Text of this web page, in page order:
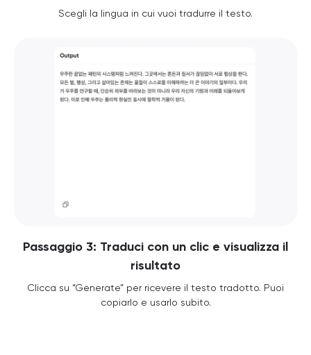
Scegli la lingua in cui vuoi tradurre il testo.
Passaggio 3: Traduci con un clic e visualizza il
risultato
Clicca su “Generate” per ricevere il testo tradotto. Puoi
copiarlo e usarlo subito.